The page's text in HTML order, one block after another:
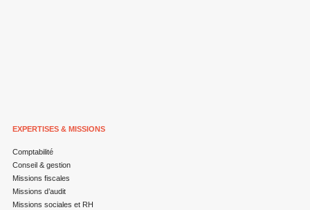
EXPERTISES & MISSIONS
Comptabilité
Conseil & gestion
Missions fiscales
Missions d’audit
Missions sociales et RH